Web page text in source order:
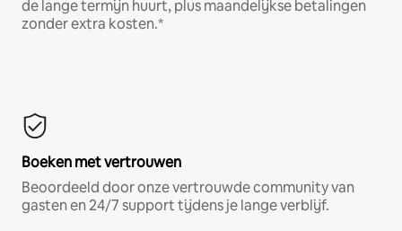
de lange termijn huurt, plus maandelijkse betalingen
zonder extra kosten.*
Boeken met vertrouwen
Beoordeeld door onze vertrouwde community van
gasten en 24/7 support tijdens je lange verblijf.